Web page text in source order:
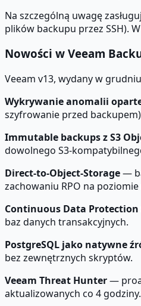
Na szczególną uwagę
plików backupu przez SSH).
Nowości w Veeam
Veeam v13, wydany w
Wykrywanie anomalii
szyfrowanie przed
Immutable backups z S3
dowolnego S3-
Direct-to-Object-Storage—
zachowaniu RPO na
Continuous Data Protection
baz danych transakcyjnych.
PostgreSQL jako natywne
bez zewnętrznych skryptów.
Veeam Threat Hunter—
aktualizowanych co 4 godziny.